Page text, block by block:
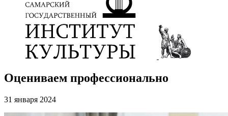
Оцениваем профессионально
31 января 2024